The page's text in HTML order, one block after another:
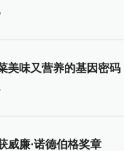
美味又营养的基因密码
威廉·诺德伯格奖章